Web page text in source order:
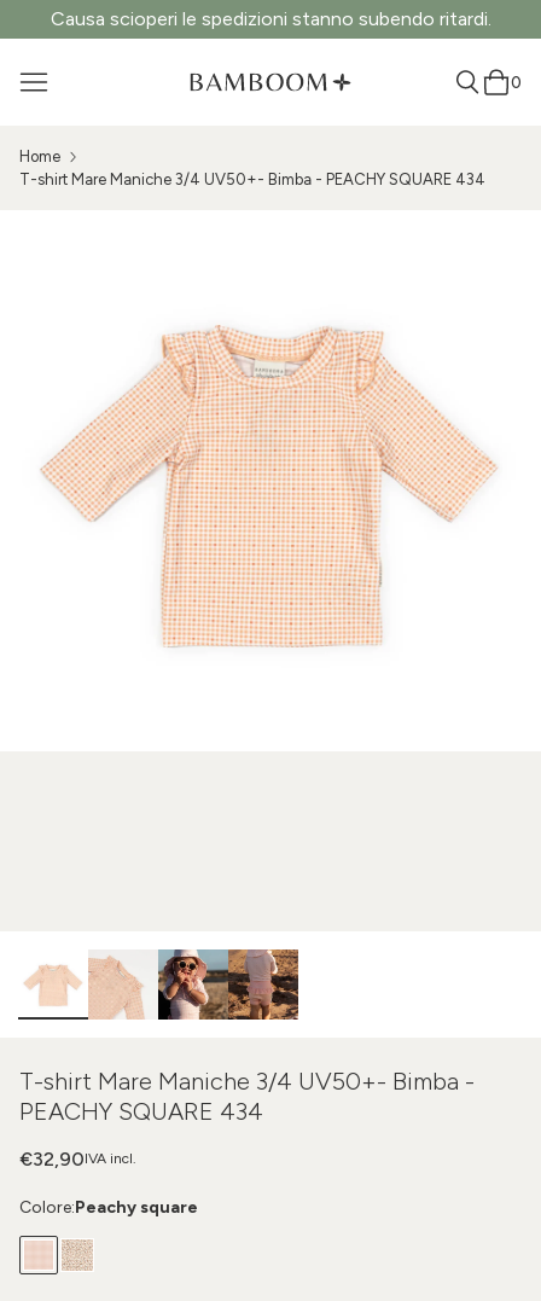
Causa scioperi le spedizioni stanno subendo ritardi.
0
Home
T-shirt Mare Maniche 3/4 UV50+- Bimba - PEACHY SQUARE 434
T-shirt Mare Maniche 3/4 UV50+- Bimba -
PEACHY SQUARE 434
IVA incl.
€32,90
Colore:Peachy square